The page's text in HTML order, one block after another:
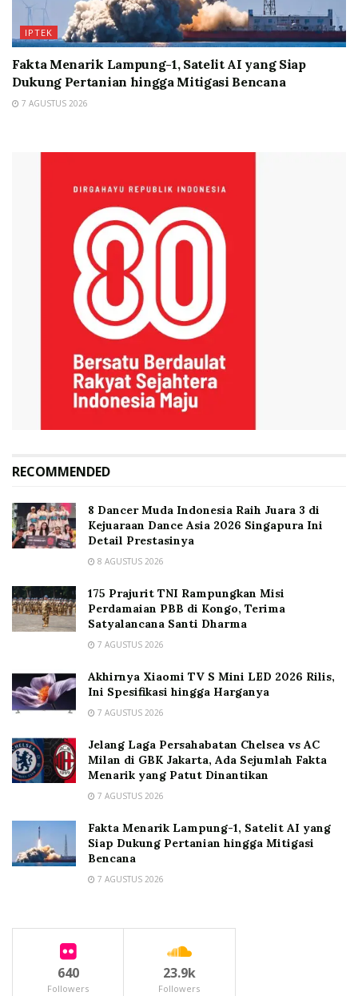
IPTEK
Fakta Menarik Lampung-1, Satelit AI yang Siap
Dukung Pertanian hingga Mitigasi Bencana
7 AGUSTUS 2026
RECOMMENDED
8 Dancer Muda Indonesia Raih Juara 3 di
Kejuaraan Dance Asia 2026 Singapura Ini
Detail Prestasinya
8 AGUSTUS 2026
175 Prajurit TNI Rampungkan Misi
Perdamaian PBB di Kongo, Terima
Satyalancana Santi Dharma
7 AGUSTUS 2026
Akhirnya Xiaomi TV S Mini LED 2026 Rilis,
Ini Spesifikasi hingga Harganya
7 AGUSTUS 2026
Jelang Laga Persahabatan Chelsea vs AC
Milan di GBK Jakarta, Ada Sejumlah Fakta
Menarik yang Patut Dinantikan
7 AGUSTUS 2026
Fakta Menarik Lampung-1, Satelit AI yang
Siap Dukung Pertanian hingga Mitigasi
Bencana
7 AGUSTUS 2026
640
Followers
23.9k
Followers